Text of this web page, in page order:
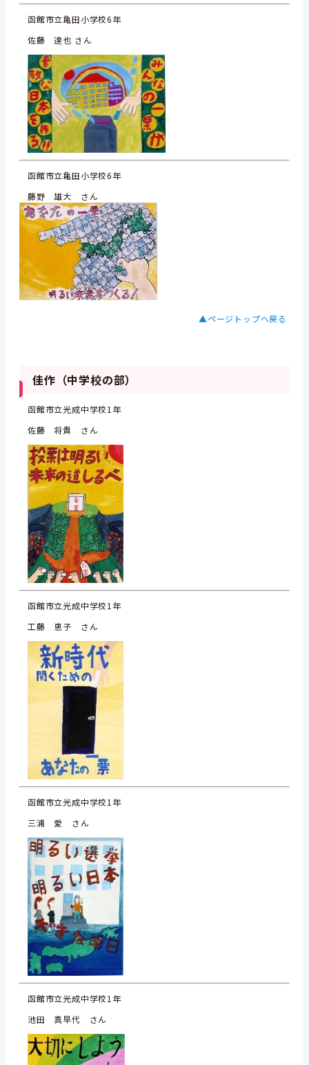
函館市立亀田小学校6年
佐藤 達也 さん
函館市立亀田小学校6年
藤野 雄大 さん
▲ページトップへ戻る
佳作（中学校の部）
函館市立光成中学校1年
佐藤 将貴 さん
函館市立光成中学校1年
工藤 恵子 さん
函館市立光成中学校1年
三浦 愛 さん
函館市立光成中学校1年
池田 真早代 さん